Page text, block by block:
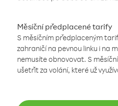
Měsíční předplacené tarify
S měsíčním předplaceným
zahraničí na pevnou linku i na
nemusíte obnovovat. S
ušetřit za volání, které už